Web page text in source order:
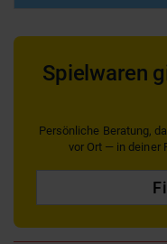
Spielwaren
Persönliche Beratung,
vor Ort — in deiner